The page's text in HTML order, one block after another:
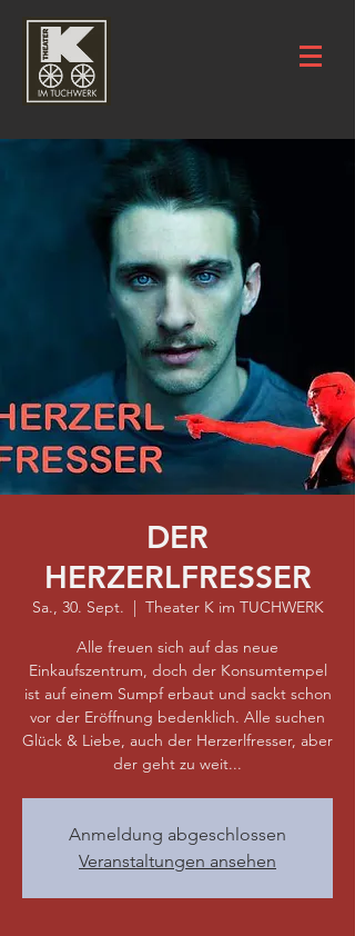
DER
HERZERLFRESSER
Sa., 30. Sept.
  |
Theater K im TUCHWERK
Alle freuen sich auf das neue
Einkaufszentrum, doch der Konsumtempel
ist auf einem Sumpf erbaut und sackt schon
vor der Eröffnung bedenklich. Alle suchen
Glück & Liebe, auch der Herzerlfresser, aber
der geht zu weit...
Anmeldung abgeschlossen
Veranstaltungen ansehen